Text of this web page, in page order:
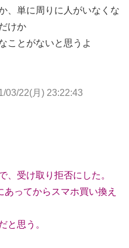
、単に周りに人がいなくな
けか
ことがないと思うよ
03/22(月) 23:22:43
、受け取り拒否にした。
ってからスマホ買い換え
と思う。